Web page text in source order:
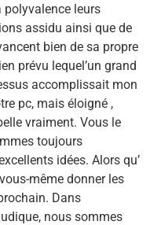
leurs
assidu ainsi que de
bien de sa propre
prévu lequel’un grand
accomplissait mon
pc, mais éloigné ,
vraiment. Vous le
toujours
idées. Alors qu’
même donner les
Dans
nous sommes